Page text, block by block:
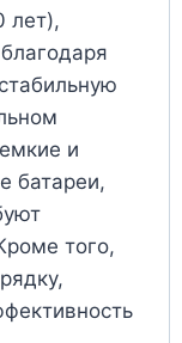
лет),
и
батареи,
того,